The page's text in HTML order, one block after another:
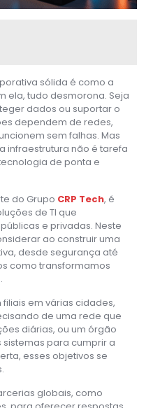
sólida é como a
ela, tudo desmorona. Seja
dados ou suportar o
dependem de redes,
sem falhas. Mas
infraestrutura não é tarefa
de ponta e
do Grupo CRP Tech, é
de TI que
e privadas. Neste
ao construir uma
desde segurança até
como transformamos
em várias cidades,
de uma rede que
diárias, ou um órgão
para cumprir a
esses objetivos se
globais, como